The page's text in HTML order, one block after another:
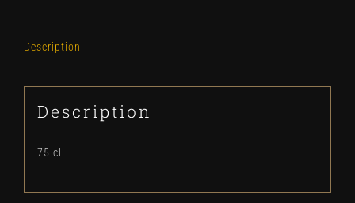
Description
Description
75 cl